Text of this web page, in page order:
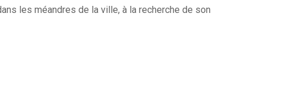
les méandres de la ville, à la recherche de son